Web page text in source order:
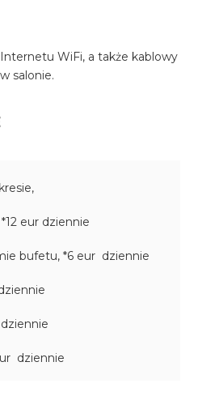
WiFi, a także kablowy
salonie.
eur dziennie
bufetu, *6 eur dziennie
dziennie